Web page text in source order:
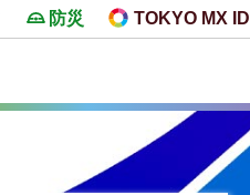
防災 TOKYO MX ID